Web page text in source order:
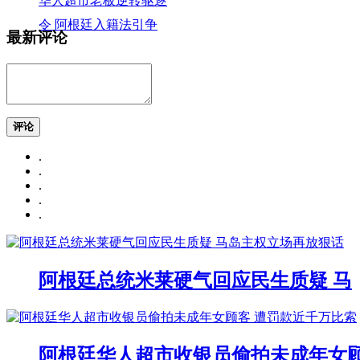
令 阿根廷入籍法引争
最新评论
评论
.
.
.
.
.
阿根廷总统米莱硬气回应民生质疑 马
阿根廷华人超市收银员偷拍未成年女